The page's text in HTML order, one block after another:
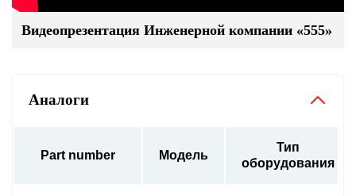
Видеопрезентация Инженерной компании «555»
Аналоги
Part number Модель
Тип
оборудования